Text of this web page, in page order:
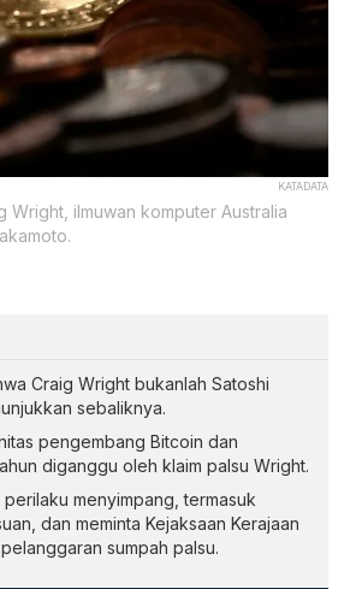
KATADATA
Wright, ilmuwan komputer Australia
Craig Wright bukanlah Satoshi
sebaliknya.
pengembang Bitcoin dan
diganggu oleh klaim palsu Wright.
menyimpang, termasuk
dan meminta Kejaksaan Kerajaan
sumpah palsu.